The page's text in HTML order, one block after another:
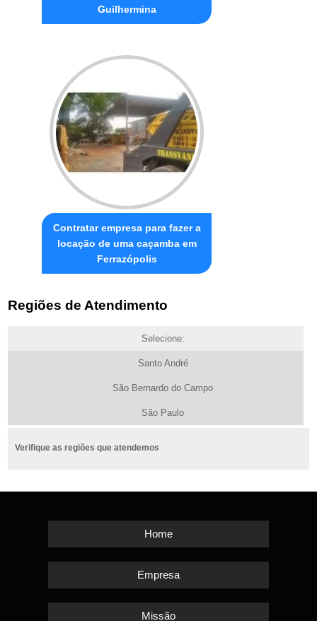
Guilhermina
Contratar empresa para fazer a
locação de uma caçamba em
Ferrazópolis
Regiões de Atendimento
Selecione:
Santo André
São Bernardo do Campo
São Paulo
Verifique as regiões que atendemos
Home
Empresa
Missão